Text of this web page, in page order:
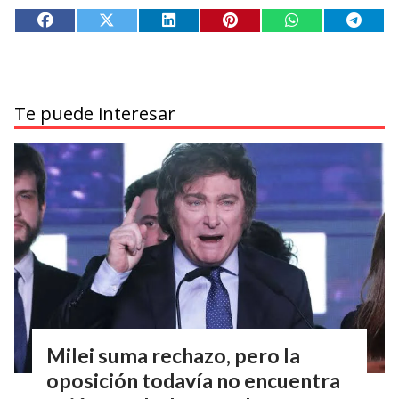
Te puede interesar
Milei suma rechazo, pero la
oposición todavía no encuentra